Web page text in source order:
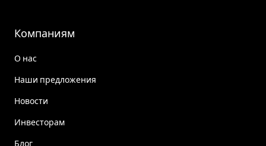
Компаниям
О нас
Наши предложения
Новости
Инвесторам
Блог